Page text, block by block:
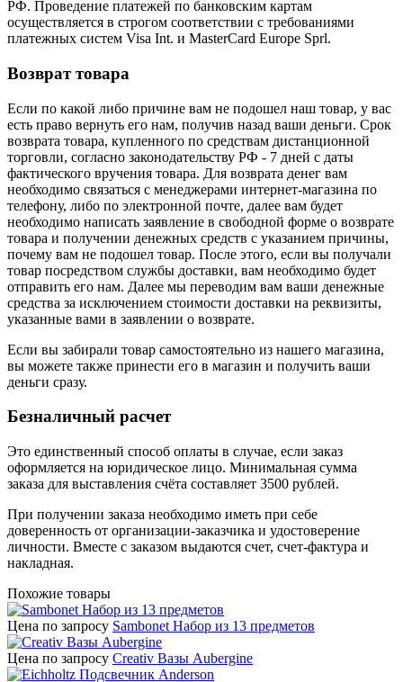
РФ. Проведение платежей по банковским картам
осуществляется в строгом соответствии с требованиями
платежных систем Visa Int. и MasterCard Europe Sprl.
Возврат товара
Если по какой либо причине вам не подошел наш товар, у вас
есть право вернуть его нам, получив назад ваши деньги. Срок
возврата товара, купленного по средствам дистанционной
торговли, согласно законодательству РФ - 7 дней с даты
фактического вручения товара. Для возврата денег вам
необходимо связаться с менеджерами интернет-магазина по
телефону, либо по электронной почте, далее вам будет
необходимо написать заявление в свободной форме о возврате
товара и получении денежных средств с указанием причины,
почему вам не подошел товар. После этого, если вы получали
товар посредством службы доставки, вам необходимо будет
отправить его нам. Далее мы переводим вам ваши денежные
средства за исключением стоимости доставки на реквизиты,
указанные вами в заявлении о возврате.
Если вы забирали товар самостоятельно из нашего магазина,
вы можете также принести его в магазин и получить ваши
деньги сразу.
Безналичный расчет
Это единственный способ оплаты в случае, если заказ
оформляется на юридическое лицо. Минимальная сумма
заказа для выставления счёта составляет 3500 рублей.
При получении заказа необходимо иметь при себе
доверенность от организации-заказчика и удостоверение
личности. Вместе с заказом выдаются счет, счет-фактура и
накладная.
Похожие товары
Цена по запросу Sambonet Набор из 13 предметов
Цена по запросу Creativ Вазы Aubergine